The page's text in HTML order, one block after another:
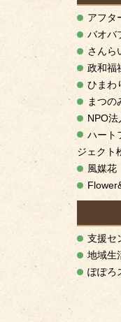
アフタ
バオバ
さんら
政和福
ひまわ
まつの
NPO法
ハート
ジェクト
風媒花
支援セ
地域生
ぽぽろ